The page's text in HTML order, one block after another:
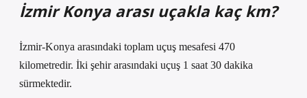
İzmir Konya arası uçakla kaç km?
İzmir-Konya arasındaki toplam uçuş mesafesi 470
kilometredir. İki şehir arasındaki uçuş 1 saat 30 dakika
sürmektedir.